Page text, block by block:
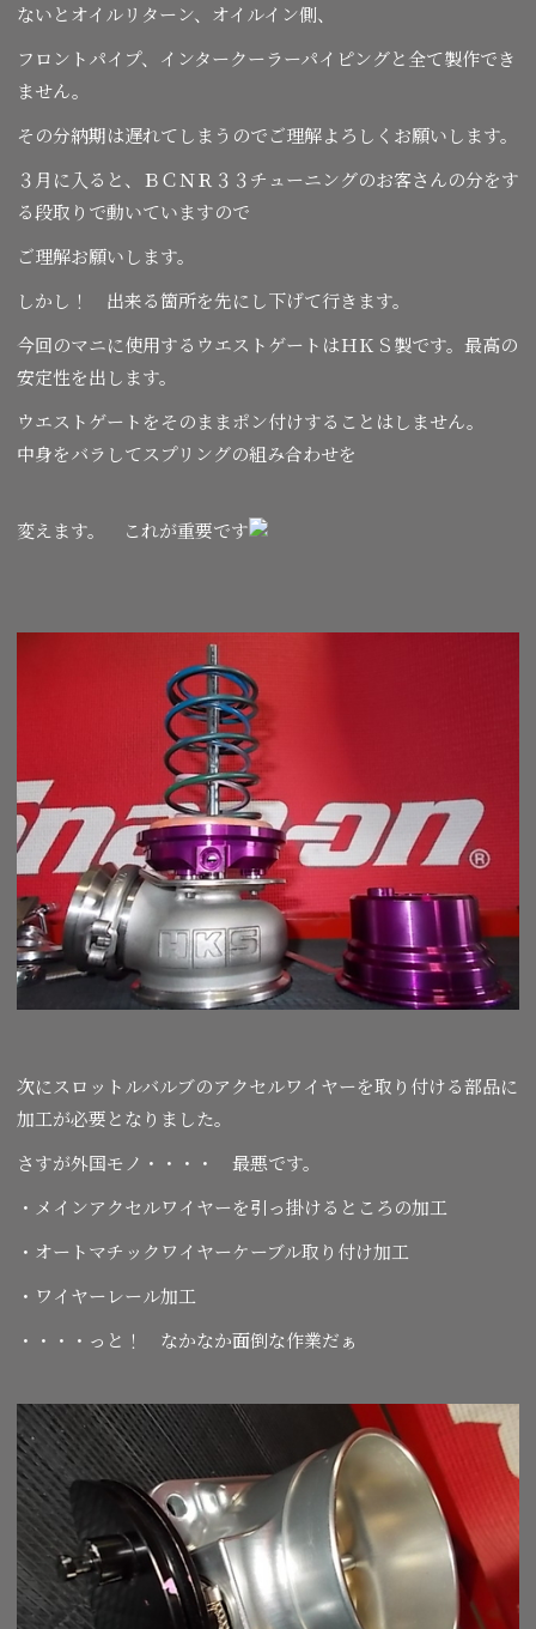
ないとオイルリターン、オイルイン側、
フロントパイプ、インタークーラーパイピングと全て製作でき
ません。
その分納期は遅れてしまうのでご理解よろしくお願いします。
３月に入ると、ＢＣＮＲ３３チューニングのお客さんの分をす
る段取りで動いていますので
ご理解お願いします。
しかし！ 出来る箇所を先にし下げて行きます。
今回のマニに使用するウエストゲートはＨＫＳ製です。最高の
安定性を出します。
ウエストゲートをそのままポン付けすることはしません。
中身をバラしてスプリングの組み合わせを
変えます。 これが重要です
次にスロットルバルブのアクセルワイヤーを取り付ける部品に
加工が必要となりました。
さすが外国モノ・・・・ 最悪です。
・メインアクセルワイヤーを引っ掛けるところの加工
・オートマチックワイヤーケーブル取り付け加工
・ワイヤーレール加工
・・・・っと！ なかなか面倒な作業だぁ